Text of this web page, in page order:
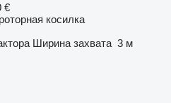
€
косилка
Ширина захвата 3 м